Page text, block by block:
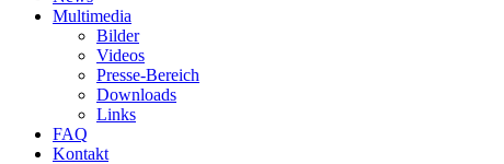
Multimedia
Bilder
Videos
Presse-Bereich
Downloads
Links
FAQ
Kontakt